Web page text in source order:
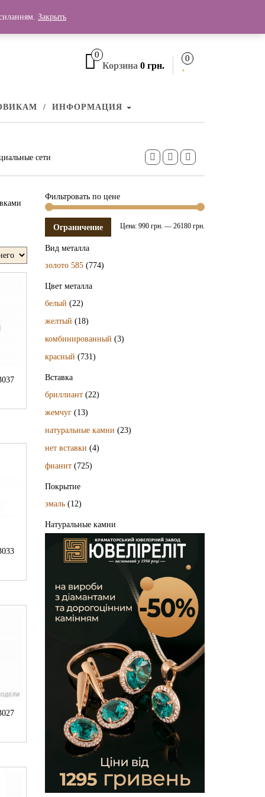
0
Корзина 0 грн.
0
ИНФОРМАЦИЯ
сети
Фильтровать по цене
Ограничение Цена: 990 грн. — 26180 грн.
Вид металла
золото 585 (774)
Цвет металла
белый (22)
желтый (18)
комбинированный (3)
красный (731)
Вставка
бриллиант (22)
жемчуг (13)
натуральные камни (23)
нет вставки (4)
фианит (725)
Покрытие
эмаль (12)
Натуральные камни
Закрыть